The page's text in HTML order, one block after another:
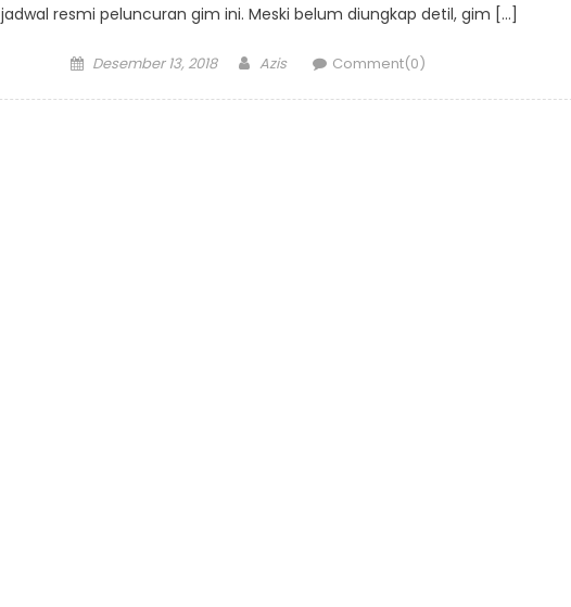
jadwal resmi peluncuran gim ini. Meski belum diungkap detil, gim […]
Posted
Desember 13, 2018 Author
Azis Comment(0)